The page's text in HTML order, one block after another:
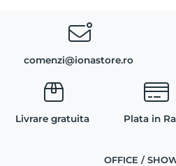
comenzi@ionastore.ro
Livrare gratuita Plata in
OFFICE /